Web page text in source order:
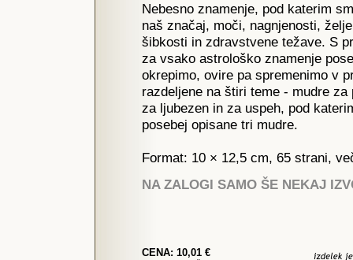
Nebesno znamenje, pod katerim
naš značaj, moči, nagnjenosti,
šibkosti in zdravstvene težave. S
za vsako astrološko znamenje
okrepimo, ovire pa spremenimo v
razdeljene na štiri teme - mudre
za ljubezen in za uspeh, pod
posebej opisane tri mudre.
Format: 10 × 12,5 cm, 65 strani,
NA ZALOGI SAMO ŠE NEKAJ
CENA: 10,01 €